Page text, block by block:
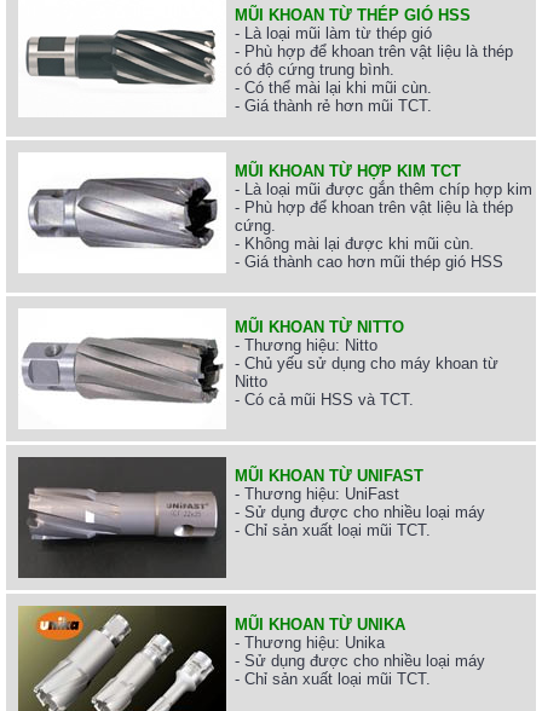
MŨI KHOAN TỪ THÉP GIÓ HSS
- Là loại mũi làm từ thép gió
- Phù hợp để khoan trên vật liệu là thép
có độ cứng trung bình.
- Có thể mài lại khi mũi cùn.
- Giá thành rẻ hơn mũi TCT.
MŨI KHOAN TỪ HỢP KIM TCT
- Là loại mũi được gắn thêm chíp hợp kim
- Phù hợp để khoan trên vật liệu là thép
cứng.
- Không mài lại được khi mũi cùn.
- Giá thành cao hơn mũi thép gió HSS
MŨI KHOAN TỪ NITTO
- Thương hiệu: Nitto
- Chủ yếu sử dụng cho máy khoan từ
Nitto
- Có cả mũi HSS và TCT.
MŨI KHOAN TỪ UNIFAST
- Thương hiệu: UniFast
- Sử dụng được cho nhiều loại máy
- Chỉ sản xuất loại mũi TCT.
MŨI KHOAN TỪ UNIKA
- Thương hiệu: Unika
- Sử dụng được cho nhiều loại máy
- Chỉ sản xuất loại mũi TCT.